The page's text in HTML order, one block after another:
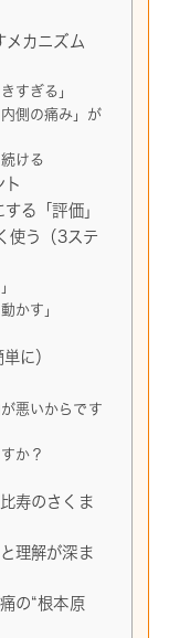
メカニズム
すぎる」
側の痛み」が
ける
ト
る「評価」
使う（3ステ
かす」
に）
悪いからです
か？
寿のさくま
理解が深ま
の“根本原